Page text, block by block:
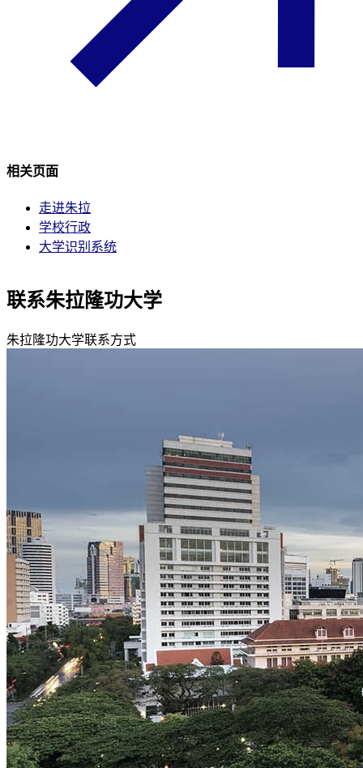
相关页面
走进朱拉
学校行政
大学识别系统
联系朱拉隆功大学
朱拉隆功大学联系方式